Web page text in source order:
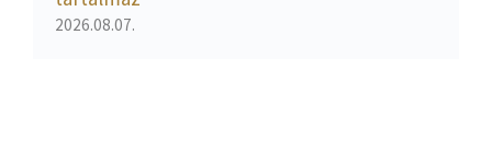
2026.08.07.